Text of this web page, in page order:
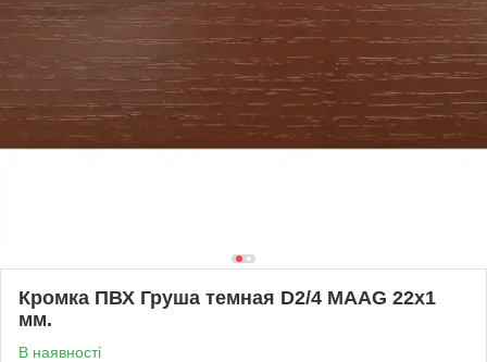
Кромка ПВХ Груша темная D2/4 MAAG 22х1
мм.
В наявності